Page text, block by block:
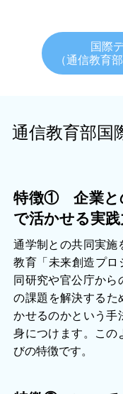
国際
（通信教育
通信教育部国
特徴① 企業と
で活かせる実践
通学制との共同実施
教育「未来創造プロ
同研究や官公庁から
の課題を解決する
かせるのかという手
身につけます。この
びの特徴です。